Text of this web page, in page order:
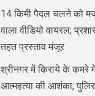
14 किमी पैदल चलने को
वाला वीडियो वायरल;
तहत प्रस्ताव मंजूर
श्रीनगर में किराये के कमरे
आत्महत्या की आशंका;